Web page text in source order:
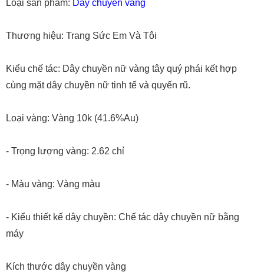
Loại sản phẩm: Dây chuyền vàng
Thương hiệu: Trang Sức Em Và Tôi
Kiểu chế tác: Dây chuyền nữ vàng tây quý phái kết hợp
cùng mặt dây chuyền nữ tinh tế và quyến rũ.
Loại vàng: Vàng 10k (41.6%Au)
- Trọng lượng vàng: 2.62 chỉ
- Màu vàng: Vàng màu
- Kiểu thiết kế dây chuyền: Chế tác dây chuyền nữ bằng
máy
Kích thước dây chuyền vàng